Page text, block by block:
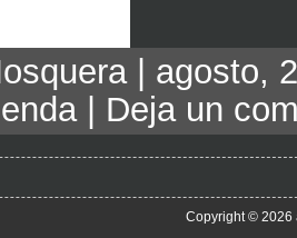
| agosto,
| Deja un
Copyright © 2026